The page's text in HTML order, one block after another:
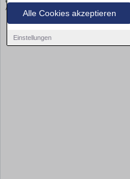
Alle Cookies akzeptieren
Einstellungen